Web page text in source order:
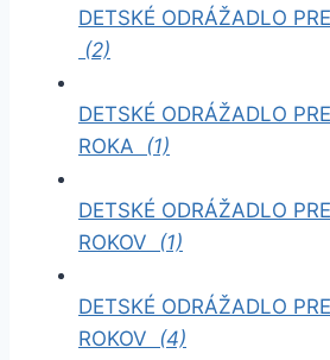
DETSKÉ ODRÁŽADLO
(2)
DETSKÉ ODRÁŽADLO
ROKA (1)
DETSKÉ ODRÁŽADLO
ROKOV (1)
DETSKÉ ODRÁŽADLO
ROKOV (4)